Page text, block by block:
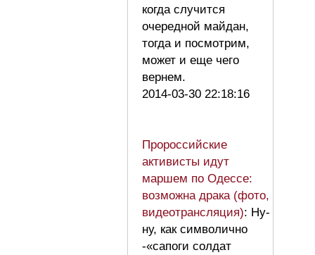
когда случится
очередной майдан,
тогда и посмотрим,
может и еще чего
вернем.
2014-03-30 22:18:16
Пророссийские
активисты идут
маршем по Одессе:
возможна драка (фото,
видеотрансляция): Ну-
ну, как символично
-«сапоги солдат